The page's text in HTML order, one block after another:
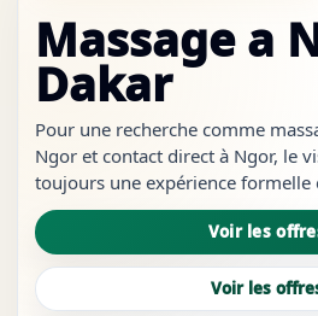
Massage a
Dakar
Pour une recherche comme
Ngor et contact direct à Ngor, le
toujours une expérience
Ngor, la logique de recherche est
trouver un bon massage près des
contacter pour un momen...
Voir les
Voir les